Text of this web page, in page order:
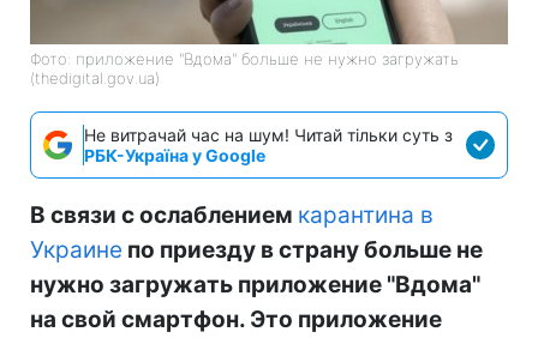
Фото: приложение "Вдома" больше не нужно загружать
(thedigital.gov.ua)
Не витрачай час на шум! Читай тільки суть з
РБК-Україна у Google
В связи с ослаблением карантина в
Украине по приезду в страну больше не
нужно загружать приложение "Вдома"
на свой смартфон. Это приложение